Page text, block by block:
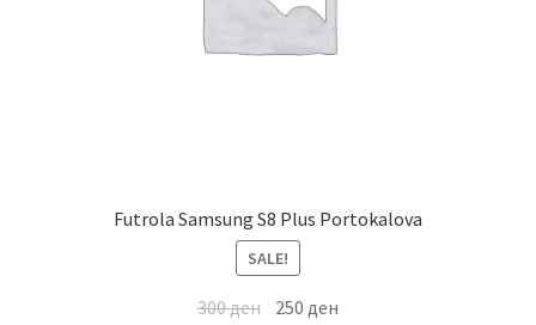
Futrola Samsung S8 Plus Portokalova
SALE!
300ден 250 ден